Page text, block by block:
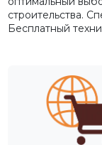
строительства.
Бесплатный